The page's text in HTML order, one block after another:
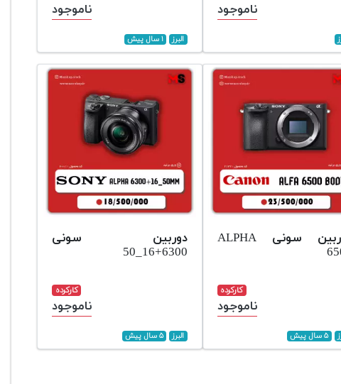
ناموجود ناموجود
البرز ۱ سال پیش
دوربین سونی ALPHA
کارکرده
ناموجود
۵ سال پیش
دوربین سونی
6300+16_50
کارکرده
ناموجود
البرز ۵ سال پیش